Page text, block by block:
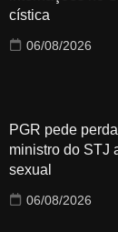
cística
06/08/2026
PGR pede
ministro do STJ
sexual
06/08/2026